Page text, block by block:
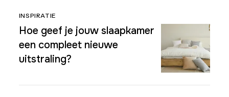
INSPIRATIE
Hoe geef je jouw slaapkamer
een compleet nieuwe
uitstraling?